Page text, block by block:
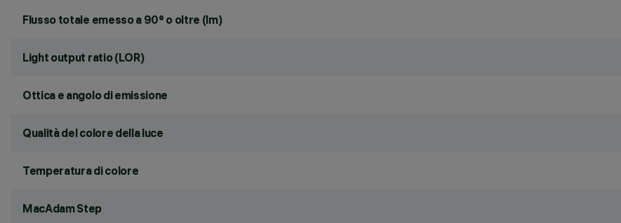
Flusso totale emesso a 90° o oltre (lm)
Light output ratio (LOR)
Ottica e angolo di emissione
Qualità del colore della luce
Temperatura di colore
MacAdam Step